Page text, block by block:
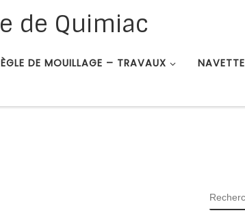
de Quimiac
DE MOUILLAGE – TRAVAUX NAVETTE